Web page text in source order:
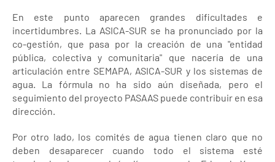
En este punto aparecen grandes dificultades e
incertidumbres. La ASICA-SUR se ha pronunciado por la
co-gestión, que pasa por la creación de una "entidad
pública, colectiva y comunitaria" que nacería de una
articulación entre SEMAPA, ASICA-SUR y los sistemas de
agua. La fórmula no ha sido aún diseñada, pero el
seguimiento del proyecto PASAAS puede contribuir en esa
dirección.
Por otro lado, los comités de agua tienen claro que no
deben desaparecer cuando todo el sistema esté